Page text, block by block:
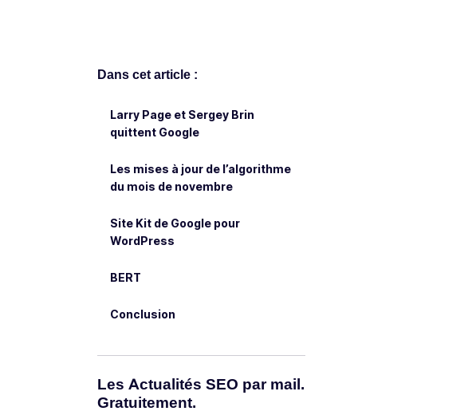
Dans cet article :
Larry Page et Sergey Brin
quittent Google
Les mises à jour de l’algorithme
du mois de novembre
Site Kit de Google pour
WordPress
BERT
Conclusion
Les Actualités SEO par mail.
Gratuitement.